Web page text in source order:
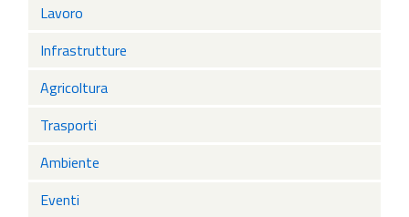
Lavoro
Infrastrutture
Agricoltura
Trasporti
Ambiente
Eventi